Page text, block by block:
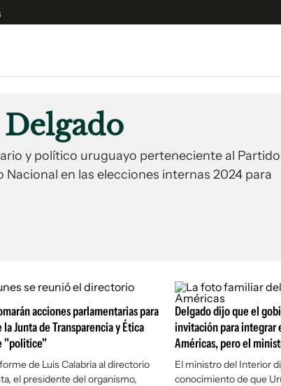
y Legales
especiales
y político uruguayo perteneciente al Partido
en las elecciones internas 2024 para
acciones parlamentarias para
Junta de Transparencia y Ética
"politice"
de Luis Calabria al directorio
el presidente del organismo,
Delgado dijo que el
invitación para integrar
Américas, pero el
El ministro del Interior
conocimiento de que